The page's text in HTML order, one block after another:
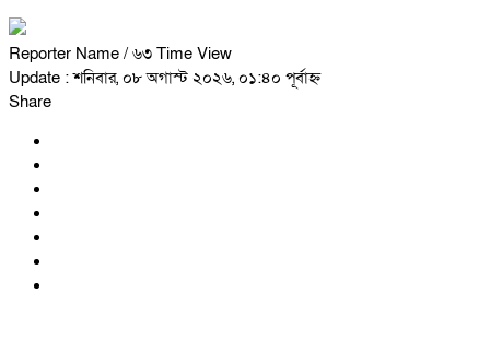
Reporter Name / ৬৩ Time View
Update : শনিবার, ০৮ অগাস্ট ২০২৬, ০১:৪০ পূর্বাহ্ন
Share